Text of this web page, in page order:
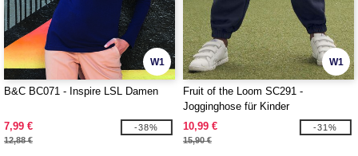
W1
B&C BC071 - Inspire LSL Damen
7,99 €
12,88 €
-38%
W1
Fruit of the Loom SC291 -
Jogginghose für Kinder
10,99 €
15,90 €
-31%